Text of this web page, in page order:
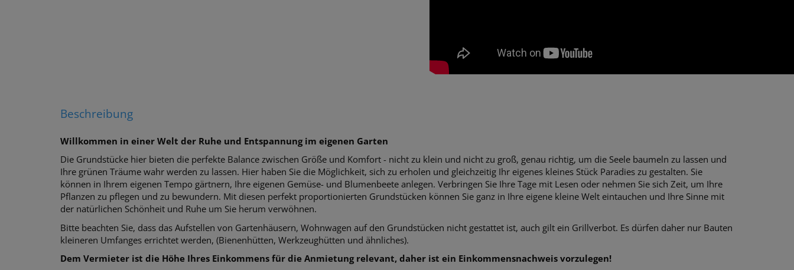
Beschreibung
Willkommen in einer Welt der Ruhe und Entspannung im eigenen Garten
Die Grundstücke hier bieten die perfekte Balance zwischen Größe und Komfort - nicht zu klein und nicht zu groß, genau richtig, um die Seele baumeln zu lassen und
Ihre grünen Träume wahr werden zu lassen. Hier haben Sie die Möglichkeit, sich zu erholen und gleichzeitig Ihr eigenes kleines Stück Paradies zu gestalten. Sie
können in Ihrem eigenen Tempo gärtnern, Ihre eigenen Gemüse- und Blumenbeete anlegen. Verbringen Sie Ihre Tage mit Lesen oder nehmen Sie sich Zeit, um Ihre
Pflanzen zu pflegen und zu bewundern. Mit diesen perfekt proportionierten Grundstücken können Sie ganz in Ihre eigene kleine Welt eintauchen und Ihre Sinne mit
der natürlichen Schönheit und Ruhe um Sie herum verwöhnen.
Bitte beachten Sie, dass das Aufstellen von Gartenhäusern, Wohnwagen auf den Grundstücken nicht gestattet ist, auch gilt ein Grillverbot. Es dürfen daher nur Bauten
kleineren Umfanges errichtet werden, (Bienenhütten, Werkzeughütten und ähnliches).
Dem Vermieter ist die Höhe Ihres Einkommens für die Anmietung relevant, daher ist ein Einkommensnachweis vorzulegen!